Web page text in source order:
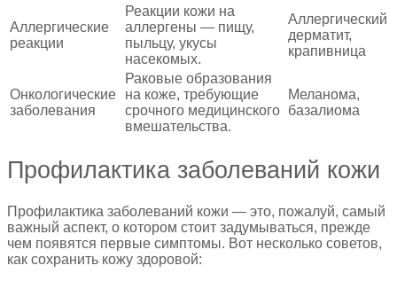
Аллергические
реакции
Реакции кожи на
аллергены — пищу,
пыльцу, укусы
насекомых.
Аллергический
дерматит,
крапивница
Онкологические
заболевания
Раковые образования
на коже, требующие
срочного медицинского
вмешательства.
Меланома,
базалиома
Профилактика заболеваний кожи
Профилактика заболеваний кожи — это, пожалуй, самый
важный аспект, о котором стоит задумываться, прежде
чем появятся первые симптомы. Вот несколько советов,
как сохранить кожу здоровой: